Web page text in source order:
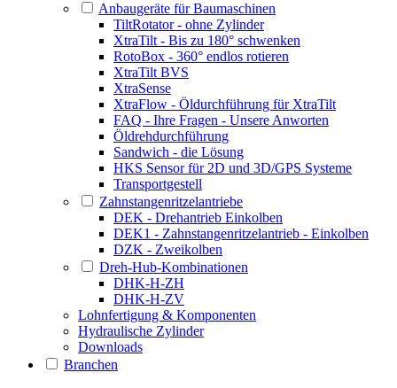
Anbaugeräte für Baumaschinen
TiltRotator - ohne Zylinder
XtraTilt - Bis zu 180° schwenken
RotoBox - 360° endlos rotieren
XtraTilt BVS
XtraSense
XtraFlow - Öldurchführung für XtraTilt
FAQ - Ihre Fragen - Unsere Anworten
Öldrehdurchführung
Sandwich - die Lösung
HKS Sensor für 2D und 3D/GPS Systeme
Transportgestell
Zahnstangenritzelantriebe
DEK - Drehantrieb Einkolben
DEK1 - Zahnstangenritzelantrieb - Einkolben
DZK - Zweikolben
Dreh-Hub-Kombinationen
DHK-H-ZH
DHK-H-ZV
Lohnfertigung & Komponenten
Hydraulische Zylinder
Downloads
Branchen